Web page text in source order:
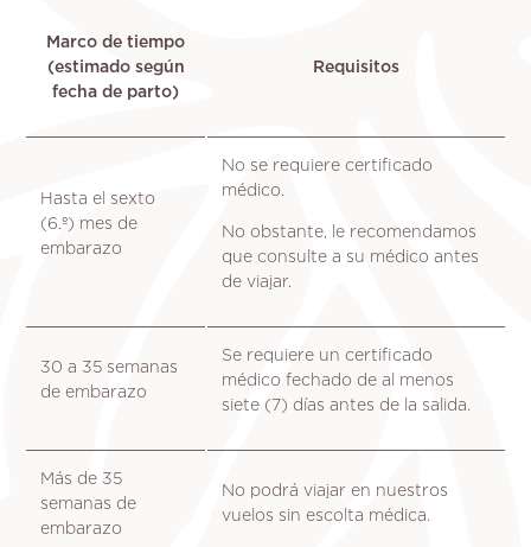
Marco de tiempo
(estimado según
fecha de parto)
Requisitos
Hasta el sexto
(6.º) mes de
embarazo
No se requiere certificado
médico.
No obstante, le recomendamos
que consulte a su médico antes
de viajar.
30 a 35 semanas
de embarazo
Se requiere un certificado
médico fechado de al menos
siete (7) días antes de la salida.
Más de 35
semanas de
embarazo
No podrá viajar en nuestros
vuelos sin escolta médica.